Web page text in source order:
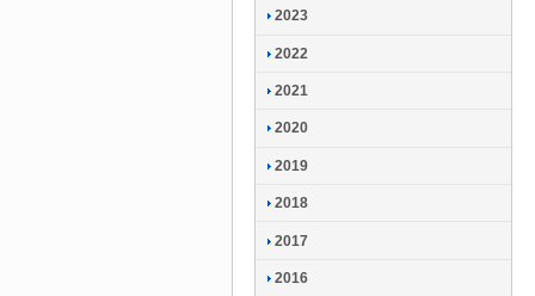
2023
2022
2021
2020
2019
2018
2017
2016